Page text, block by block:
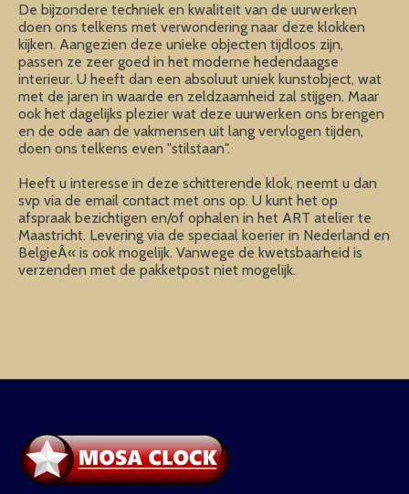
De bijzondere techniek en kwaliteit van de uurwerken
doen ons telkens met verwondering naar deze klokken
kijken. Aangezien deze unieke objecten tijdloos zijn,
passen ze zeer goed in het moderne hedendaagse
interieur. U heeft dan een absoluut uniek kunstobject, wat
met de jaren in waarde en zeldzaamheid zal stijgen. Maar
ook het dagelijks plezier wat deze uurwerken ons brengen
en de ode aan de vakmensen uit lang vervlogen tijden,
doen ons telkens even "stilstaan".
Heeft u interesse in deze schitterende klok, neemt u dan
svp via de email contact met ons op. U kunt het op
afspraak bezichtigen en/of ophalen in het ART atelier te
Maastricht. Levering via de speciaal koerier in Nederland en
BelgieÂ« is ook mogelijk. Vanwege de kwetsbaarheid is
verzenden met de pakketpost niet mogelijk.